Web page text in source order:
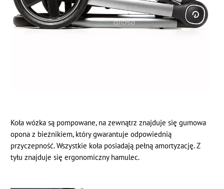
Koła wózka są pompowane, na zewnątrz znajduje się gumowa
opona z bieżnikiem, który gwarantuje odpowiednią
przyczepność. Wszystkie koła posiadają pełną amortyzację. Z
tyłu znajduje się ergonomiczny hamulec.